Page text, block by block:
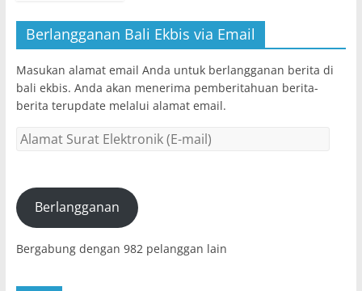
Berlangganan Bali Ekbis via Email
Masukan alamat email Anda untuk berlangganan berita di
bali ekbis. Anda akan menerima pemberitahuan berita-
berita terupdate melalui alamat email.
Alamat
(E-
mail)Berlangganan
Bergabung dengan 982 pelanggan lain